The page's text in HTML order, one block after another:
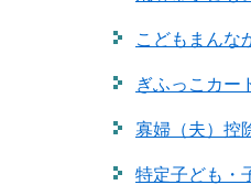
こどもまんな
ぎふっこカー
寡婦（夫）控
特定子ども・